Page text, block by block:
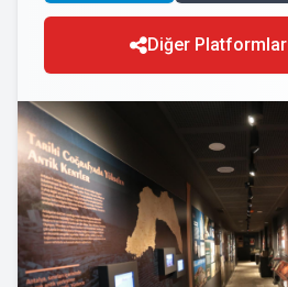
Diğer